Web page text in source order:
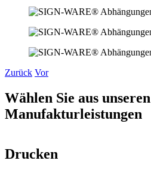
Zurück Vor
Wählen Sie aus unseren
Manufakturleistungen
Drucken